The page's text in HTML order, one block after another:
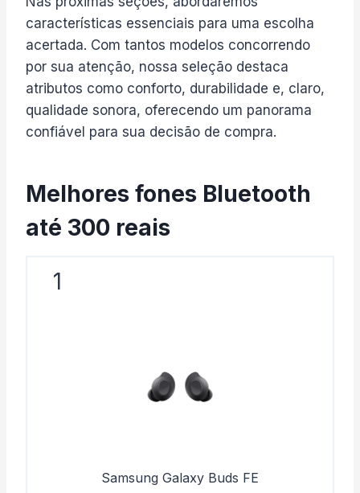
características essenciais para uma escolha
acertada. Com tantos modelos concorrendo
por sua atenção, nossa seleção destaca
atributos como conforto, durabilidade e, claro,
qualidade sonora, oferecendo um panorama
confiável para sua decisão de compra.
Melhores fones Bluetooth
até 300 reais
1
Samsung Galaxy Buds FE